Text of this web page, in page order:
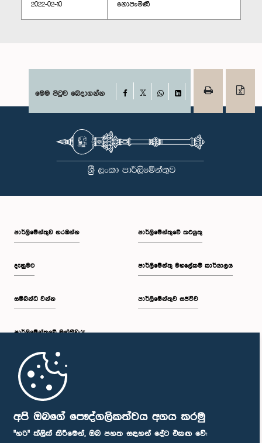
අපි ඔබගේ පෞද්ගලිකත්වය අගය කරමු
"හරි" ක්ලික් කිරීමෙන්, ඔබ පහත සඳහන් දේට එකඟ වේ:
2022-02-10 නොපැමිණි
මෙම පිටුව බෙදාගන්න Facebook
WhatsAppLinkedIn
පාර්ලි‌මේන්තුව නරඹන්න
දැනුමට
සම්බන්ධ වන්න
පාර්ලි‌මේන්තුවේ මන්ත්‍රීවරු
මුල් පිටුව
පාර්ලිමේන්තුවේ කටයුතු
පාර්ලිමේන්තු මහලේකම් කාර්යාලය
පාර්ලිමේන්තුව සජීවීව
පාර්ලිමේන්තු ජංගම යෙදුම